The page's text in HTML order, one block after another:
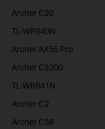
Archer C20
TL-WR940N
Archer AX55 Pro
Archer C3200
TL-WR841N
Archer C2
Archer C58